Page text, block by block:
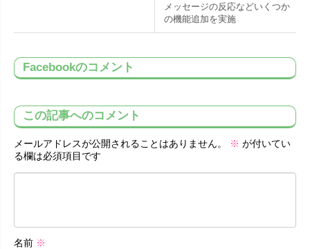
メッセージの反応などいくつか
の機能追加を実施
Facebookのコメント
この記事へのコメント
メールアドレスが公開されることはありません。 ※ が付いてい
る欄は必須項目です
名前 ※